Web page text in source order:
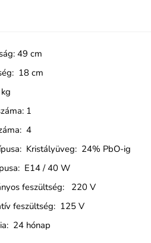
49 cm
18 cm
1
4
Kristályüveg: 24% PbO-ig
E14 / 40 W
feszültség: 220 V
feszültség: 125 V
24 hónap